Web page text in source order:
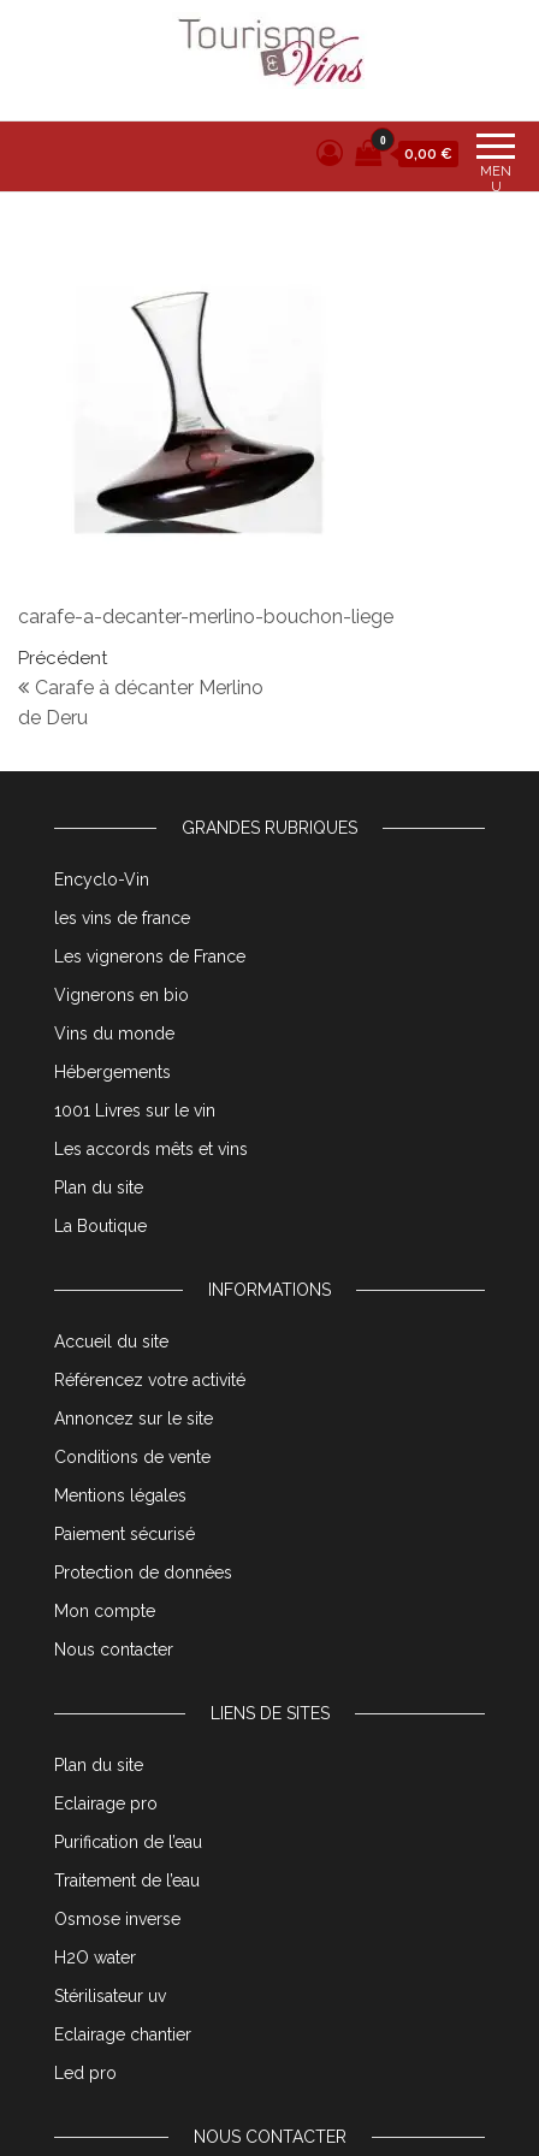
Tourisme et vins
MEN
U
0
0,00 €
carafe-a-decanter-merlino-bouchon-liege
Navigation de l’article
Article précédent
Précédent
Carafe à décanter Merlino
de Deru
GRANDES RUBRIQUES
Encyclo-Vin
les vins de france
Les vignerons de France
Vignerons en bio
Vins du monde
Hébergements
1001 Livres sur le vin
Les accords mêts et vins
Plan du site
La Boutique
INFORMATIONS
Accueil du site
Référencez votre activité
Annoncez sur le site
Conditions de vente
Mentions légales
Paiement sécurisé
Protection de données
Mon compte
Nous contacter
LIENS DE SITES
Plan du site
Eclairage pro
Purification de l’eau
Traitement de l’eau
Osmose inverse
H2O water
Stérilisateur uv
Eclairage chantier
Led pro
NOUS CONTACTER